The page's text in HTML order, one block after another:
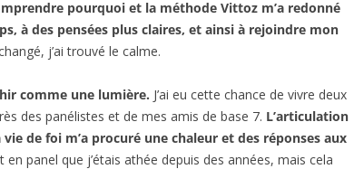
pourquoi et la méthode Vittoz m’a redonné
à des pensées plus claires, et ainsi à rejoindre mon
j’ai trouvé le calme.
comme une lumière. J’ai eu cette chance de vivre deux
des panélistes et de mes amis de base 7. L’articulation
de foi m’a procuré une chaleur et des réponses aux
en panel que j’étais athée depuis des années, mais cela